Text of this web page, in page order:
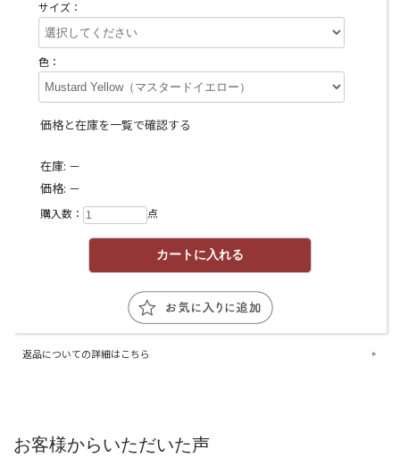
サイズ：
色：
価格と在庫を一覧で確認する
在庫: －
価格: －
購入数： 点
返品についての詳細はこちら
お客様からいただいた声